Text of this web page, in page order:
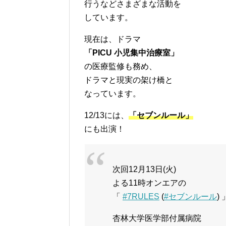
行うなどさまざまな活動を
しています。
現在は、ドラマ
「PICU 小児集中治療室」
の医療監修も務め、
ドラマと現実の架け橋と
なっています。
12/13には、 「セブンルール」
にも出演！
次回12月13日(火)
よる11時オンエアの
「 #7RULES (#セブンルール)
杏林大学医学部付属病院